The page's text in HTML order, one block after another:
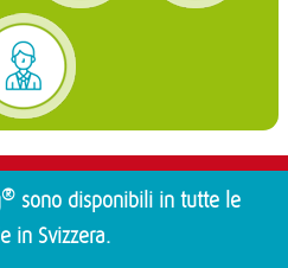
®sono disponibili in tutte le
in Svizzera.